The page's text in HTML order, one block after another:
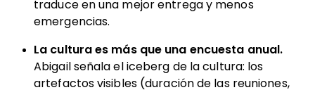
traduce en una mejor entrega y menos
emergencias.
La cultura es más que una encuesta anual.
Abigail señala el iceberg de la cultura: los
artefactos visibles (duración de las reuniones,